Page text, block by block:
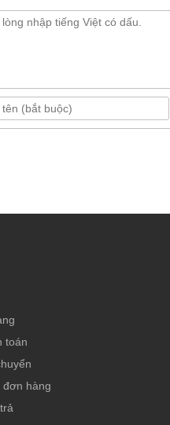
toán
đơn hàng